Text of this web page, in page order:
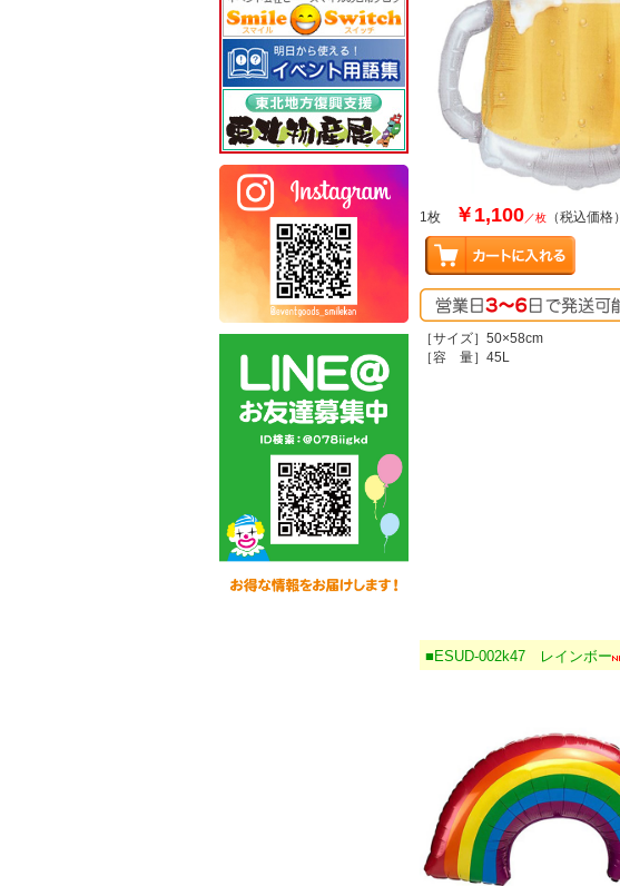
1枚 ￥1,100／枚 （税込価格）
［サイズ］50×58cm
［容 量］45L
■ESUD-002k47 レインボー